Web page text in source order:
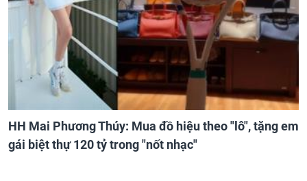
HH Mai Phương Thúy: Mua đồ hiệu theo "lô", tặng em
gái biệt thự 120 tỷ trong "nốt nhạc"